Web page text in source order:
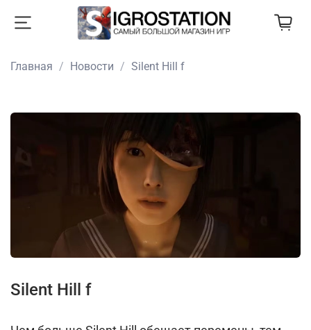
Главная Новости Silent Hill f
Silent Hill f